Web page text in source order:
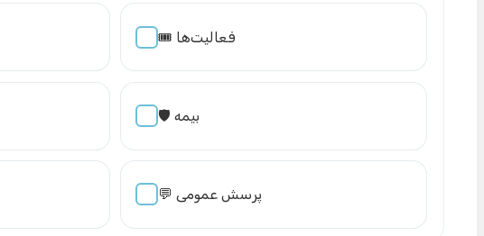
🎟️ فعالیت‌ها
🛡️ بیمه
💬 پرسش عمومی